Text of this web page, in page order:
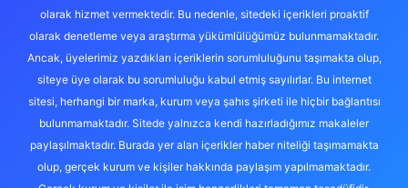
olarak hizmet vermektedir. Bu nedenle, sitedeki içerikleri proaktif
olarak denetleme veya araştırma yükümlülüğümüz bulunmamaktadır.
Ancak, üyelerimiz yazdıkları içeriklerin sorumluluğunu taşımakta olup,
siteye üye olarak bu sorumluluğu kabul etmiş sayılırlar. Bu internet
sitesi, herhangi bir marka, kurum veya şahıs şirketi ile hiçbir bağlantısı
bulunmamaktadır. Sitede yalnızca kendi hazırladığımız makaleler
paylaşılmaktadır. Burada yer alan içerikler haber niteliği taşımamakta
olup, gerçek kurum ve kişiler hakkında paylaşım yapılmamaktadır.